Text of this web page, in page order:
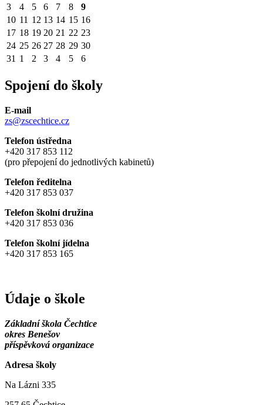
3
4 5 6 7 8
9
10 11 12 13 14 15 16
17 18 19 20 21 22 23
24 25 26 27 28 29 30
31 1 2 3 4 5 6
Spojení do školy
E-mail
zs@zscechtice.cz
Telefon ústředna
+420 317 853 112
(pro přepojení do jednotlivých kabinetů)
Telefon ředitelna
+420 317 853 037
Telefon školní družina
+420 317 853 036
Telefon školní jídelna
+420 317 853 165
Údaje o škole
Základní škola Čechtice
okres Benešov
příspěvková organizace
Adresa školy
Na Lázni 335